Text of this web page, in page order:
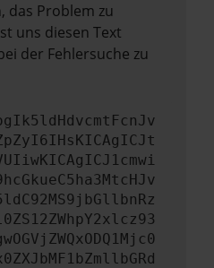
das Problem zu
uns diesen Text
der Fehlersuche zu